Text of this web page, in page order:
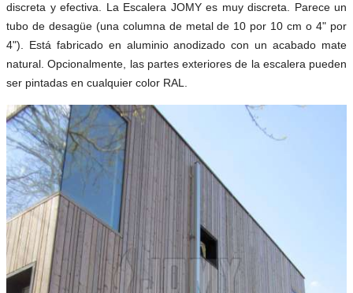
discreta y efectiva. La Escalera JOMY es muy discreta. Parece un
tubo de desagüe (una columna de metal de 10 por 10 cm o 4" por
4"). Está fabricado en aluminio anodizado con un acabado mate
natural. Opcionalmente, las partes exteriores de la escalera pueden
ser pintadas en cualquier color RAL.